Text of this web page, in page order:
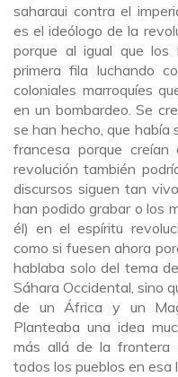
saharaui contra el
es el ideólogo de la
porque al igual que
primera fila luchando
coloniales marroquíes
en un bombardeo. Se
se han hecho, que había
francesa porque
revolución también
discursos siguen tan
han podido grabar o los
él) en el espíritu
como si fuesen ahora
hablaba solo del tema
Sáhara Occidental, sino
de un África y un
Planteaba una idea
más allá de la frontera
todos los pueblos en esa